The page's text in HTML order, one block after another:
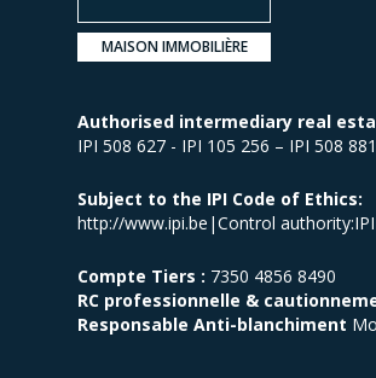
MAISON IMMOBILIÈRE
Authorised intermediary real
IPI 508 627 - IPI 105 256 – IPI 508
Subject to the IPI Code of Ethics:
http://www.ipi.be|Control
Compte Tiers : 7350 4856 8490
RC professionnelle &
Responsable Anti-blanchiment